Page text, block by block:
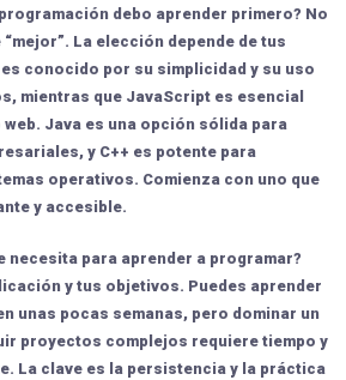
debo aprender primero? No
La elección depende de tus
conocido por su simplicidad y su uso
mientras que JavaScript es esencial
Java es una opción sólida para
y C++ es potente para
operativos. Comienza con uno que
y accesible.
necesita para aprender a programar?
y tus objetivos. Puedes aprender
unas pocas semanas, pero dominar un
proyectos complejos requiere tiempo y
. La clave es la persistencia y la práctica